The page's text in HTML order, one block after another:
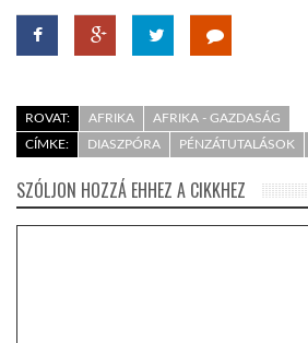
ROVAT: AFRIKA
AFRIKA - GAZDASÁG
CÍMKE:
DIASZPÓRA PÉNZÁTUTALÁSOK
SZÓLJON HOZZÁ EHHEZ A CIKKHEZ